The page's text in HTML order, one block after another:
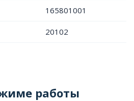
165801001
20102
работы